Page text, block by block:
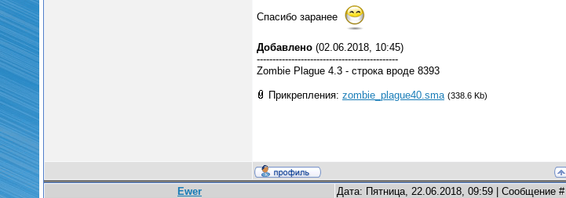
Спасибо заранее
Добавлено (02.06.2018, 10:45)
---------------------------------------------
Zombie Plague 4.3 - строка вроде 8393
Прикрепления: zombie_plague40.sma (338.6 Kb)
Ewer Дата: Пятница, 22.06.2018, 09:59 | Сообщение #